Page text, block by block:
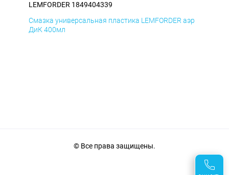
LEMFORDER 1849404339
Смазка универсальная пластика LEMFORDER аэр
ДиК 400мл
© Все права защищены.